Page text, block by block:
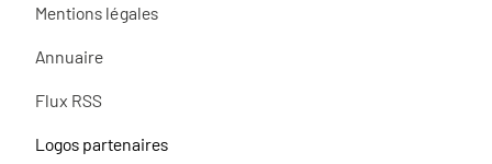
Mentions légales
Annuaire
Flux RSS
Logos partenaires